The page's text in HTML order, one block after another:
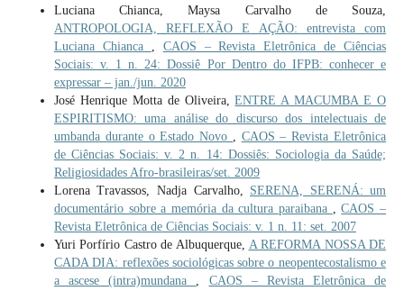
Luciana Chianca, Maysa Carvalho de Souza,
ANTROPOLOGIA, REFLEXÃO E AÇÃO: entrevista com
Luciana Chianca , CAOS – Revista Eletrônica de Ciências
Sociais: v. 1 n. 24: Dossiê Por Dentro do IFPB: conhecer e
expressar – jan./jun. 2020
José Henrique Motta de Oliveira,ENTRE A MACUMBA E O
ESPIRITISMO: uma análise do discurso dos intelectuais de
umbanda durante o Estado Novo , CAOS – Revista Eletrônica
de Ciências Sociais: v. 2 n. 14: Dossiês: Sociologia da Saúde;
Religiosidades Afro-brasileiras/set. 2009
Lorena Travassos, Nadja Carvalho, SERENA, SERENÁ: um
documentário sobre a memória da cultura paraibana ,CAOS –
Revista Eletrônica de Ciências Sociais: v. 1 n. 11: set. 2007
Yuri Porfírio Castro de Albuquerque, A REFORMA NOSSA DE
CADA DIA: reflexões sociológicas sobre o neopentecostalismo e
a ascese (intra)mundana , CAOS – Revista Eletrônica de